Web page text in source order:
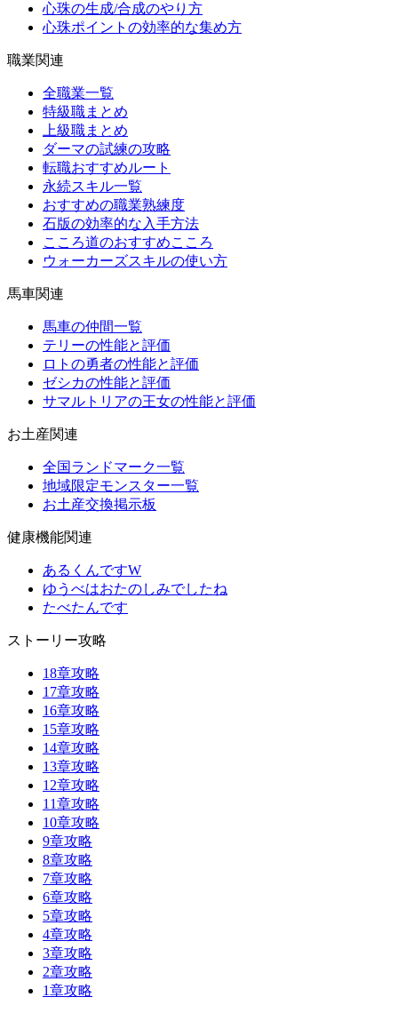
心珠の生成/合成のやり方
心珠ポイントの効率的な集め方
職業関連
全職業一覧
特級職まとめ
上級職まとめ
ダーマの試練の攻略
転職おすすめルート
永続スキル一覧
おすすめの職業熟練度
石版の効率的な入手方法
こころ道のおすすめこころ
ウォーカーズスキルの使い方
馬車関連
馬車の仲間一覧
テリーの性能と評価
ロトの勇者の性能と評価
ゼシカの性能と評価
サマルトリアの王女の性能と評価
お土産関連
全国ランドマーク一覧
地域限定モンスター一覧
お土産交換掲示板
健康機能関連
あるくんですW
ゆうべはおたのしみでしたね
たべたんです
ストーリー攻略
18章攻略
17章攻略
16章攻略
15章攻略
14章攻略
13章攻略
12章攻略
11章攻略
10章攻略
9章攻略
8章攻略
7章攻略
6章攻略
5章攻略
4章攻略
3章攻略
2章攻略
1章攻略